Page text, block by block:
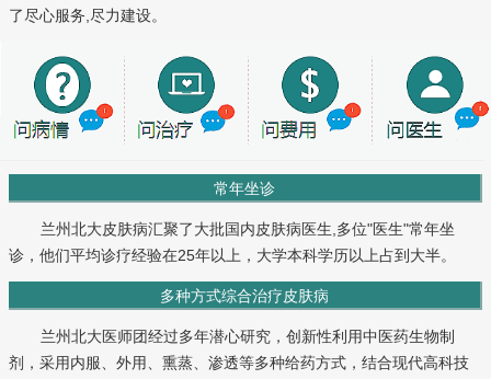
了尽心服务,尽力建设。
常年坐诊
兰州北大皮肤病汇聚了大批国内皮肤病医生,多位"医生"常年坐
诊，他们平均诊疗经验在25年以上，大学本科学历以上占到大半。
多种方式综合治疗皮肤病
兰州北大医师团经过多年潜心研究，创新性利用中医药生物制
剂，采用内服、外用、熏蒸、渗透等多种给药方式，结合现代高科技